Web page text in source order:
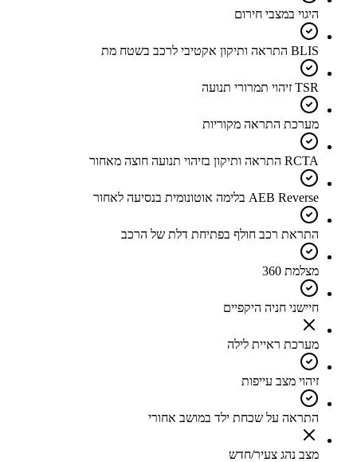
היגוי במצבי חירום
BLIS התראה ותיקון אקטיבי לרכב בשטח מת
TSR זיהוי תמרורי תנועה
מערכת התראה מקוריות
RCTA התראה ותיקון בזיהוי תנועה חוצה מאחור
AEB Reverse בלימה אוטונומית בנסיעה לאחור
התראת רכב חולף בפתיחת דלת של הרכב
מצלמת 360
חיישני חניה היקפיים
מערכת ראיית לילה
זיהוי מצב עייפות
התראה על שכחת ילד במושב אחורי
מצב נהג צעיר/חדש